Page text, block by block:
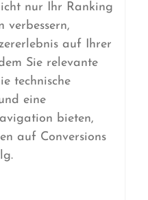
nur Ihr Ranking
verbessern,
auf Ihrer
Sie relevante
technische
eine
bieten,
auf Conversions